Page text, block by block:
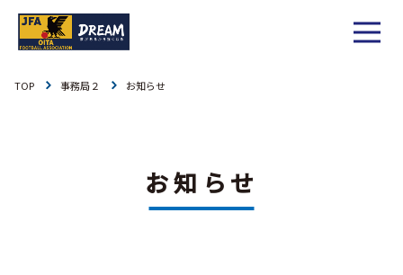
1種 社会人
TOP 事務局２ お知らせ
お知らせ